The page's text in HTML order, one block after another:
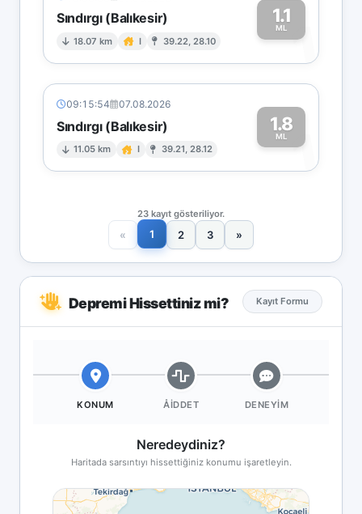
Sındırgı (Balıkesir)
18.07 km I 39.22, 28.10
1.1
ML1
09:15:54 07.08.2026
Sındırgı (Balıkesir)
11.05 km I 39.21, 28.12
1.8
ML 1
« 1 2 3 »
23 kayıt gösteriliyor.
Depremi Hissettiniz mi? Kayıt Formu
KONUM ÅIDDET DENEYIM
Neredeydiniz?
Haritada sarsıntıyı hissettiğiniz konumu işaretleyin.